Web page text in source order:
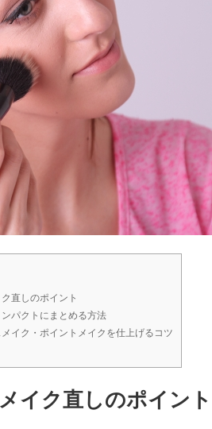
直しのポイント
パクトにまとめる方法
イク・ポイントメイクを仕上げるコツ
イク直しのポイント